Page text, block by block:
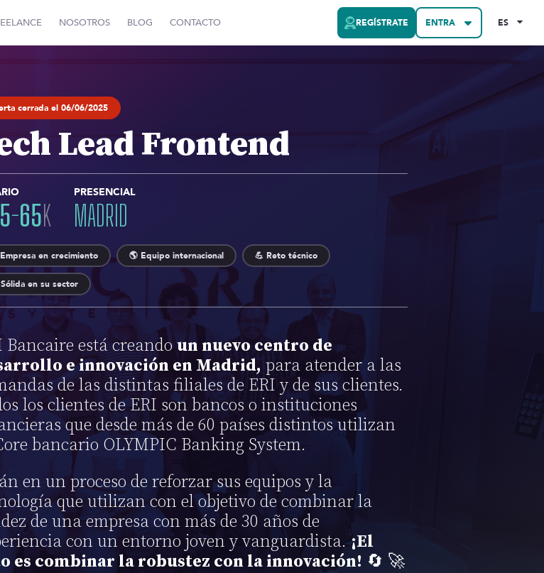
NOSOTROS BLOG CONTACTO REGÍSTRATE ENTRA ES
cerrada el 06/06/2025
Lead Frontend
-65K
PRESENCIAL
MADRID
en crecimiento 🌎 Equipo internacional 💪 Reto técnico
en su sector
Bancaire está creandoun nuevo centro de
e innovación en Madrid,para atender a las
de las distintas filiales de ERI y de sus clientes.
los clientes de ERI son bancos o instituciones
que desde más de 60 países distintos utilizan
bancario OLYMPIC Banking System.
en un proceso de reforzar sus equipos y la
que utilizan con el objetivo de combinar la
de una empresa con más de 30 años de
con un entorno joven y vanguardista.¡El
es combinar la robustez con la innovación! 🔄 🚀